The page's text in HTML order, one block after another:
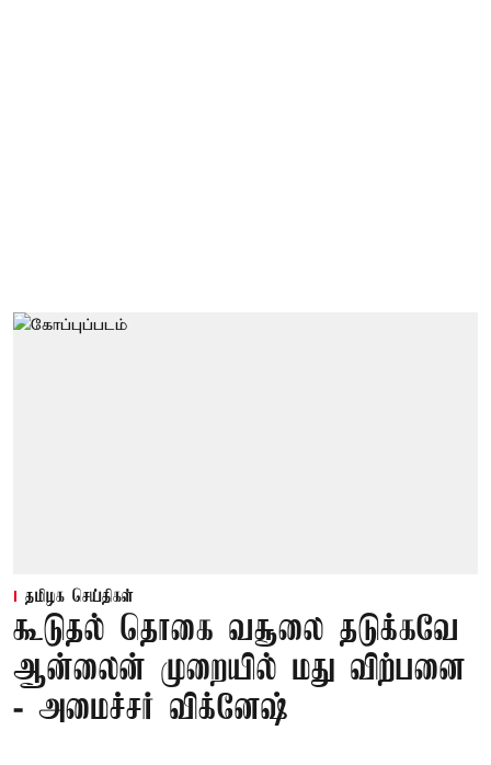
தமிழக செய்திகள்
கூடுதல் தொகை வசூலை தடுக்கவே
ஆன்லைன் முறையில் மது விற்பனை
- அமைச்சர் விக்னேஷ்